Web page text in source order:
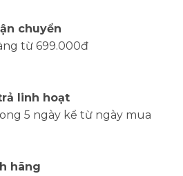
chuyển
từ 699.000đ
linh hoạt
5 ngày kể từ ngày mua
hãng